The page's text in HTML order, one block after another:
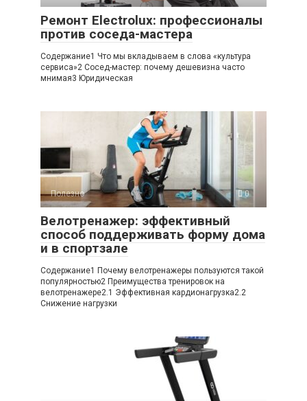
Ремонт Electrolux: профессионалы
против соседа-мастера
Содержание1 Что мы вкладываем в слова «культура
сервиса»2 Сосед-мастер: почему дешевизна часто
мнимая3 Юридическая
Полезно 0
Велотренажер: эффективный
способ поддерживать форму дома
и в спортзале
Содержание1 Почему велотренажеры пользуются такой
популярностью2 Преимущества тренировок на
велотренажере2.1 Эффективная кардионагрузка2.2
Снижение нагрузки